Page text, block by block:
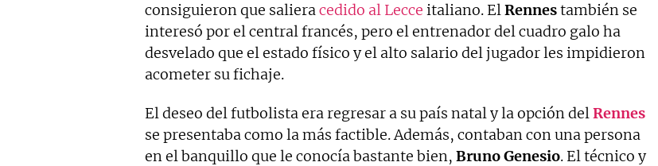
consiguieron que salieracedido al Lecce italiano. ElRennestambién se
interesó por el central francés, pero el entrenador del cuadro galo ha
desvelado que el estado físico y el alto salario del jugador les impidieron
acometer su fichaje.
El deseo del futbolista era regresar a su país natal y la opción delRennes
se presentaba como la más factible. Además, contaban con una persona
en el banquillo que le conocía bastante bien, Bruno Genesio. El técnico y